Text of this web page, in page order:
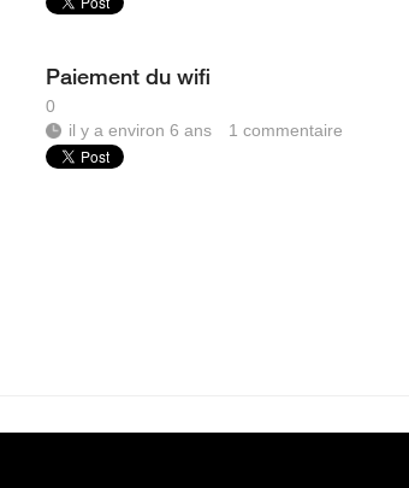
Paiement du wifi
0
il y a environ 6 ans
1commentaire